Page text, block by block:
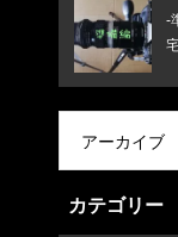
-
アーカイブ
カテゴリー